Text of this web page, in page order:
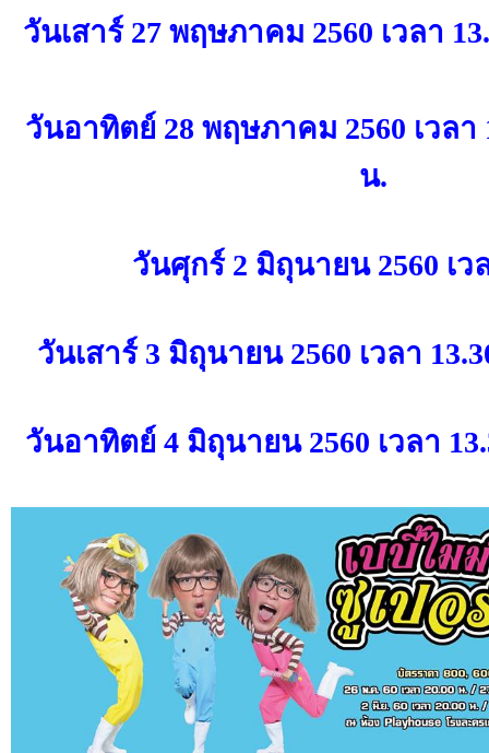
วันเสาร์ 27 พฤษภาคม 2560 เวลา
วันอาทิตย์ 28 พฤษภาคม 2560 เวลา
น.
วันศุกร์ 2 มิถุนายน 2560 เว
วันเสาร์ 3 มิถุนายน 2560 เวลา
วันอาทิตย์ 4 มิถุนายน 2560 เวลา